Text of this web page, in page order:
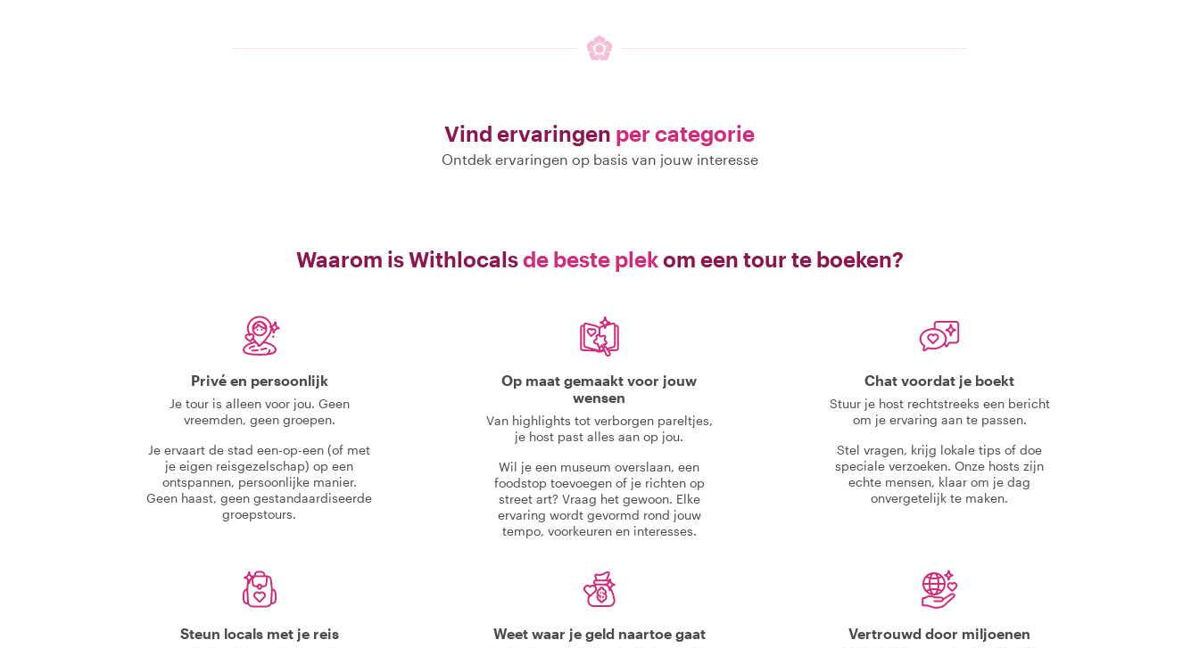
Vind ervaringen per categorie
Ontdek ervaringen op basis van jouw interesse
Waarom is Withlocalsde beste plekom een tour te boeken?
Privé en persoonlijk
Je tour is alleen voor jou. Geen
vreemden, geen groepen.
Je ervaart de stad een-op-een (of met
je eigen reisgezelschap) op een
ontspannen, persoonlijke manier.
Geen haast, geen gestandaardiseerde
groepstours.
Op maat gemaakt voor jouw
wensen
Van highlights tot verborgen pareltjes,
je host past alles aan op jou.
Wil je een museum overslaan, een
foodstop toevoegen of je richten op
street art? Vraag het gewoon. Elke
ervaring wordt gevormd rond jouw
tempo, voorkeuren en interesses.
Chat voordat je boekt
Stuur je host rechtstreeks een bericht
om je ervaring aan te passen.
Stel vragen, krijg lokale tips of doe
speciale verzoeken. Onze hosts zijn
echte mensen, klaar om je dag
onvergetelijk te maken.
Steun locals met je reis Weet waar je geld naartoe gaat Vertrouwd door miljoenen